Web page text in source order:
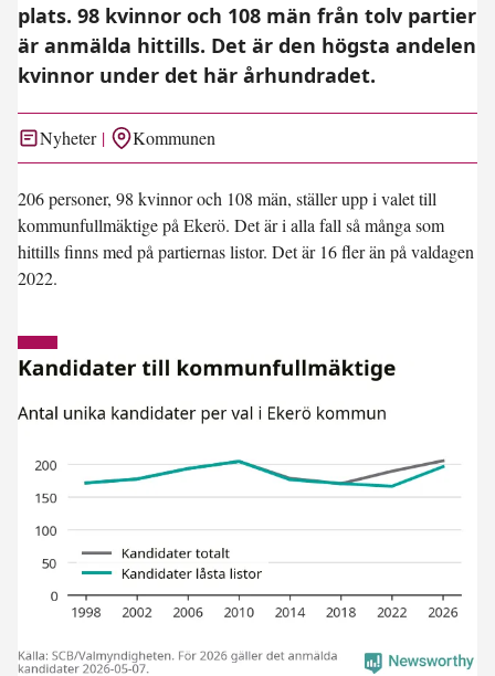
plats. 98 kvinnor och 108 män från tolv partier
är anmälda hittills. Det är den högsta andelen
kvinnor under det här århundradet.
Nyheter Kommunen
206 personer, 98 kvinnor och 108 män, ställer upp i valet till
kommunfullmäktige på Ekerö. Det är i alla fall så många som
hittills finns med på partiernas listor. Det är 16 fler än på valdagen
2022.